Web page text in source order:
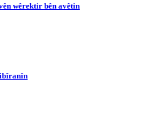
wêrektir bên avêtin